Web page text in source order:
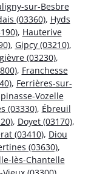
sur-Besbre
(03360), Hyds
, Hauterive
, Gipcy (03210),
(03230),
, Franchesse
, Ferrières-sur-
Vozelle
(03330), Ébreuil
, Doyet (03170),
(03410), Diou
(03630),
lès-Chantelle